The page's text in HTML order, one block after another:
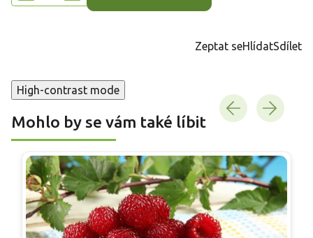
Zeptat seHlídatSdílet
High-contrast mode
Mohlo by se vám také líbit